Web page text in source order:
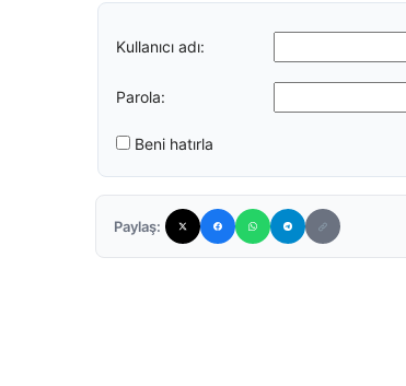
Kullanıcı adı:
Parola:
Beni hatırla
Paylaş: